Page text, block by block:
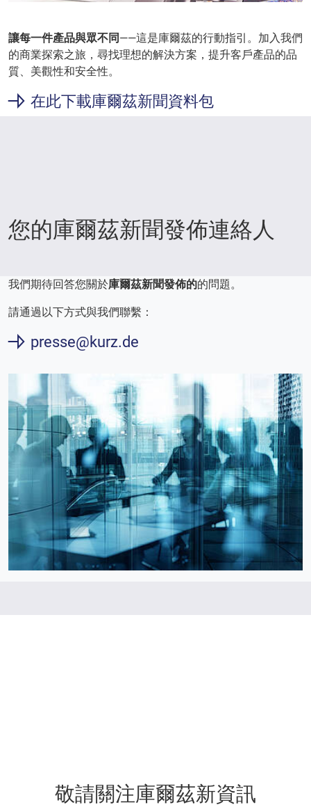
讓每一件產品與眾不同——這是庫爾茲的行動指引。加入我們
的商業探索之旅，尋找理想的解決方案，提升客戶產品的品
質、美觀性和安全性。
在此下載庫爾茲新聞資料包
您的庫爾茲新聞發佈連絡人
我們期待回答您關於庫爾茲新聞發佈的的問題。
請通過以下方式與我們聯繫：
presse@kurz.de
敬請關注庫爾茲新資訊